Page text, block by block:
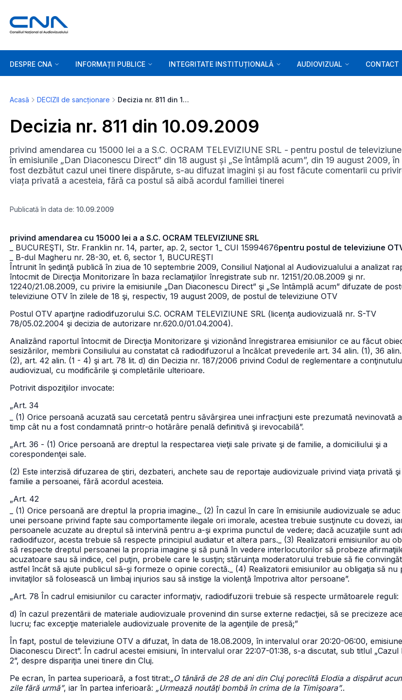
DESPRE CNA INFORMAȚII PUBLICE INTEGRITATE INSTITUȚIONALĂ AUDIOVIZUAL CONTACT
Acasă DECIZII de sancționare Decizia nr. 811 din 10.09.2009
Decizia nr. 811 din 10.09.2009
privind amendarea cu 15000 lei a a S.C. OCRAM TELEVIZIUNE SRL - pentru postul de
în emisiunile „Dan Diaconescu Direct” din 18 august și „Se întâmplă acum”, din 19 august 2009, în
fost dezbătut cazul unei tinere dispărute, s-au difuzat imagini și au fost făcute comentarii cu
viața privată a acesteia, fără ca postul să aibă acordul familiei tinerei
Publicată în data de: 10.09.2009
privind amendarea cu 15000 lei a a S.C. OCRAM TELEVIZIUNE SRL
_ BUCUREŞTI, Str. Franklin nr. 14, parter, ap. 2, sector 1 _ CUI 15994676pentru postul de televiziune
_ B-dul Magheru nr. 28-30, et. 6, sector 1, BUCUREŞTI
Întrunit în şedinţă publică în ziua de 10 septembrie 2009, Consiliul Naţional al Audiovizualului a analizat
întocmit de Direcţia Monitorizare în baza reclamaţiilor înregistrate sub nr. 12151/20.08.2009 şi nr.
12240/21.08.2009, cu privire la emisiunile „Dan Diaconescu Direct” şi „Se întâmplă acum” difuzate de
televiziune OTV în zilele de 18 şi, respectiv, 19 august 2009, de postul de televiziune OTV
Postul OTV aparţine radiodifuzorului S.C. OCRAM TELEVIZIUNE SRL (licenţa audiovizuală nr. S-TV
78/05.02.2004 şi decizia de autorizare nr.620.0/01.04.2004).
Analizând raportul întocmit de Direcţia Monitorizare şi vizionând înregistrarea emisiunilor ce au făcut
sesizărilor, membrii Consiliului au constatat că radiodifuzorul a încălcat prevederile art. 34 alin. (1), 36
(2), art. 42 alin. (1 - 4) şi art. 78 lit. d) din Decizia nr. 187/2006 privind Codul de reglementare a
audiovizual, cu modificările şi completările ulterioare.
Potrivit dispoziţiilor invocate:
„Art. 34
_ (1) Orice persoană acuzată sau cercetată pentru săvârşirea unei infracţiuni este prezumată nevinovată
timp cât nu a fost condamnată printr-o hotărâre penală definitivă şi irevocabilă”.
„Art. 36 - (1) Orice persoană are dreptul la respectarea vieţii sale private şi de familie, a domiciliului şi a
corespondenţei sale.
(2) Este interzisă difuzarea de ştiri, dezbateri, anchete sau de reportaje audiovizuale privind viaţa privată şi
familie a persoanei, fără acordul acesteia.
„Art. 42
_ (1) Orice persoană are dreptul la propria imagine. _ (2) În cazul în care în emisiunile audiovizuale se
unei persoane privind fapte sau comportamente ilegale ori imorale, acestea trebuie susţinute cu dovezi,
persoanele acuzate au dreptul să intervină pentru a-şi exprima punctul de vedere; dacă acuzaţiile sunt
radiodifuzor, acesta trebuie să respecte principiul audiatur et altera pars. _ (3) Realizatorii emisiunilor au
să respecte dreptul persoanei la propria imagine şi să pună în vedere interlocutorilor să probeze
acuzatoare sau să indice, cel puţin, probele care le susţin; stăruinţa moderatorului trebuie să fie
astfel încât să ajute publicul să-şi formeze o opinie corectă. _ (4) Realizatorii emisiunilor au obligaţia să nu
invitaţilor să folosească un limbaj injurios sau să instige la violenţă împotriva altor persoane”.
„Art. 78 În cadrul emisiunilor cu caracter informaţiv, radiodifuzorii trebuie să respecte următoarele reguli:
d) în cazul prezentării de materiale audiovizuale provenind din surse externe redacţiei, să se precizeze
lucru; fac excepţie materialele audiovizuale provenite de la agenţiile de presă;”
În fapt, postul de televiziune OTV a difuzat, în data de 18.08.2009, în intervalul orar 20:20-06:00,
Diaconescu Direct”. În cadrul acestei emisiuni, în intervalul orar 22:07-01:38, s-a discutat, sub titlul „Cazul
2”, despre dispariţia unei tinere din Cluj.
Pe ecran, în partea superioară, a fost titrat:„O tânără de 28 de ani din Cluj poreclită Elodia a dispărut
zile fără urmă”, iar în partea inferioară: „Urmează noutăţi bombă în crima de la Timişoara”..